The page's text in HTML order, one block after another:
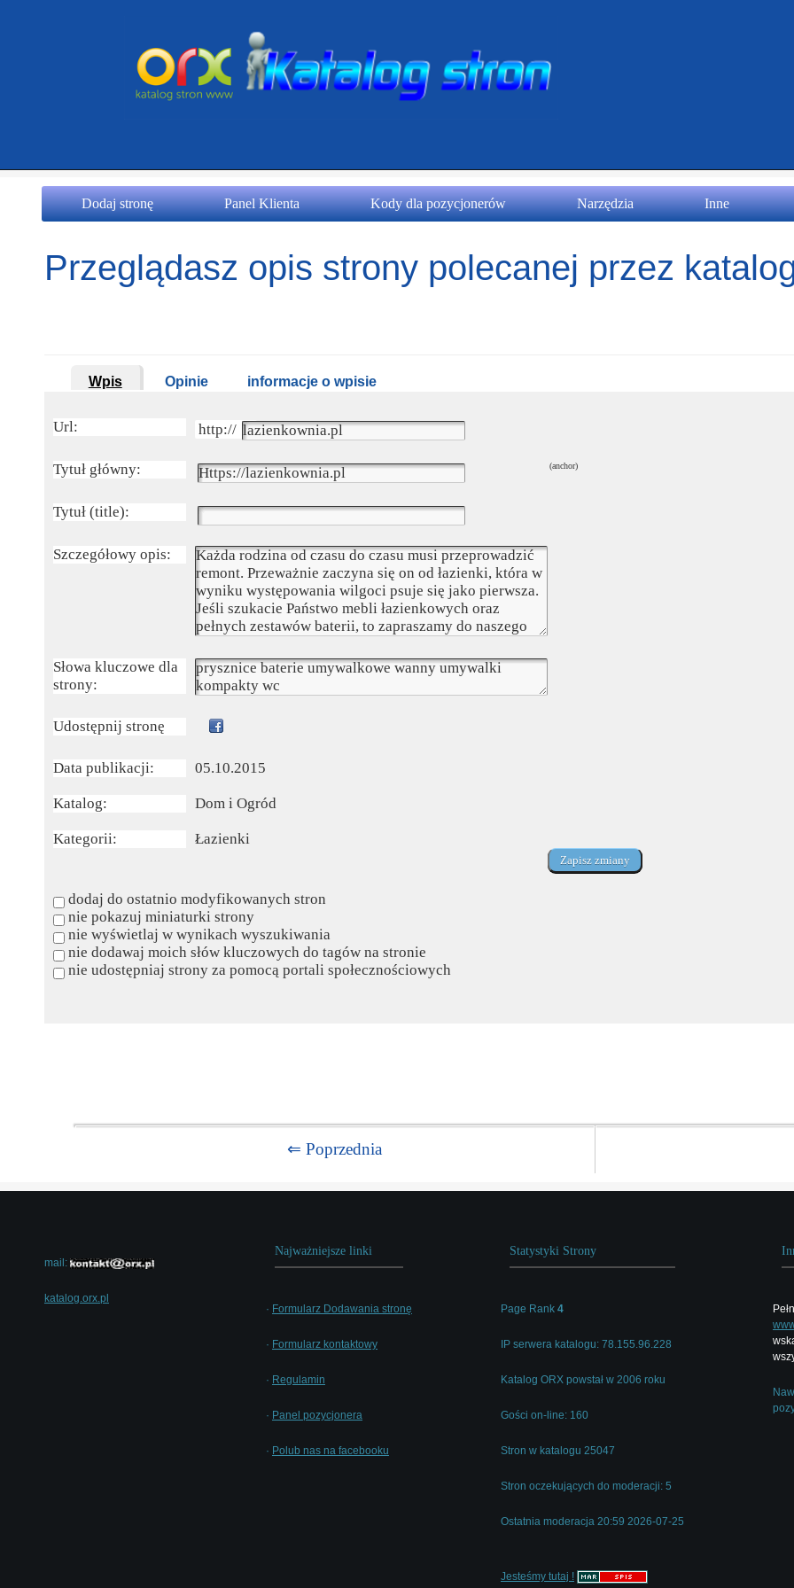
Dodaj stronę Panel Klienta Kody dla pozycjonerów Narzędzia Inne
Przeglądasz opis strony polecanej przez
Wpis Opinie informacje o wpisie
Url:
Tytuł główny: (anchor)
Tytuł (title):
Szczegółowy opis:
Słowa kluczowe dla
strony:
Udostępnij stronę
Data publikacji: 05.10.2015
Katalog: Dom i Ogród
Kategorii: Łazienki
dodaj do ostatnio modyfikowanych stron
nie pokazuj miniaturki strony
nie wyświetlaj w wynikach wyszukiwania
nie dodawaj moich słów kluczowych do tagów na stronie
nie udostępniaj strony za pomocą portali społecznościowych
⇐ Poprzednia
mail:
katalog.orx.pl
Najważniejsze linki
· Formularz Dodawania stronę
· Formularz kontaktowy
· Regulamin
· Panel pozycjonera
· Polub nas na facebooku
Statystyki Strony
Page Rank 4
IP serwera katalogu: 78.155.96.228
Katalog ORX powstał w 2006 roku
Gości on-line: 160
Stron w katalogu 25047
Stron oczekujących do moderacji: 5
Ostatnia moderacja 20:59 2026-07-25
Jesteśmy tutaj !